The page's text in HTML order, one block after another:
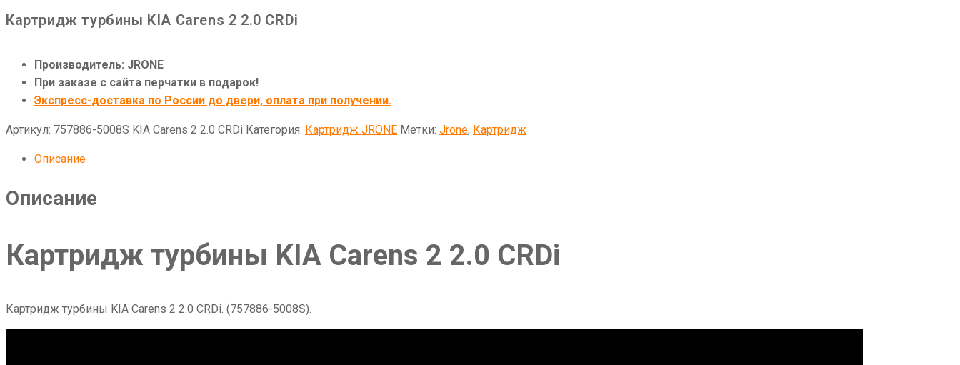
Картридж турбины KIA Carens 2 2.0 CRDi
Производитель: JRONE
При заказе с сайта перчатки в подарок!
Экспресс-доставка по России до двери, оплата при получении.
Артикул: 757886-5008S KIA Carens 2 2.0 CRDi Категория: Картридж JRONE Метки: Jrone, Картридж
Описание
Описание
Картридж турбины KIA Carens 2 2.0 CRDi
Картридж турбины KIA Carens 2 2.0 CRDi. (757886-5008S).